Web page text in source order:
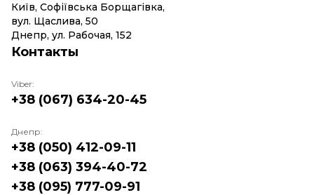
Київ, Софіївська Борщагівка,
вул. Щаслива, 50
Днепр, ул. Рабочая, 152
Контакты
Viber:
+38 (067) 634-20-45
Днепр:
+38 (050) 412-09-11
+38 (063) 394-40-72
+38 (095) 777-09-91